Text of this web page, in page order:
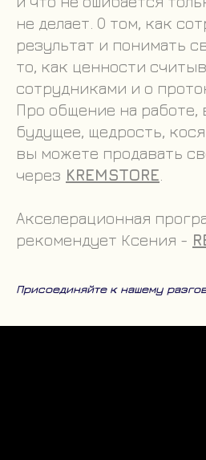
не делает. О том, как
результат и понимать
то, как ценности
сотрудниками и о
Про общение на работе,
будущее, щедрость,
вы можете продавать
через KREMSTORE
Акселерационная
рекомендует Ксения -
Присоединяйте к нашему